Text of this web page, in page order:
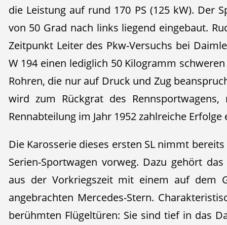
die Leistung auf rund 170 PS (125 kW). Der
von 50 Grad nach links liegend eingebaut.
Zeitpunkt Leiter des Pkw-Versuchs bei
W 194 einen lediglich 50 Kilogramm
Rohren, die nur auf Druck und Zug
wird zum Rückgrat des
Rennabteilung im Jahr 1952 zahlreiche Erfolge
Die Karosserie dieses ersten SL nimmt
Serien-Sportwagen vorweg. Dazu gehört
aus der Vorkriegszeit mit einem auf dem
angebrachten Mercedes-Stern.
berühmten Flügeltüren: Sie sind tief in das